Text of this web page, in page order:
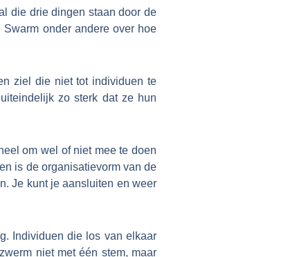
die drie dingen staan door de
onder andere over hoe
ziel die niet tot individuen te
zo sterk dat ze hun
om wel of niet mee te doen
is de organisatievorm van de
Je kunt je aansluiten en weer
Individuen die los van elkaar
niet met één stem, maar